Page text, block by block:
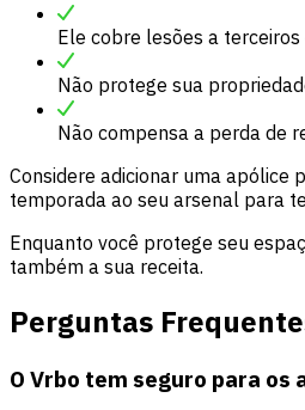
Ele cobre lesões a
Não protege sua
Não compensa a perda de
Considere adicionar uma apólice
temporada ao seu arsenal para
Enquanto você protege seu
também a sua receita.
Perguntas
O Vrbo tem seguro para os